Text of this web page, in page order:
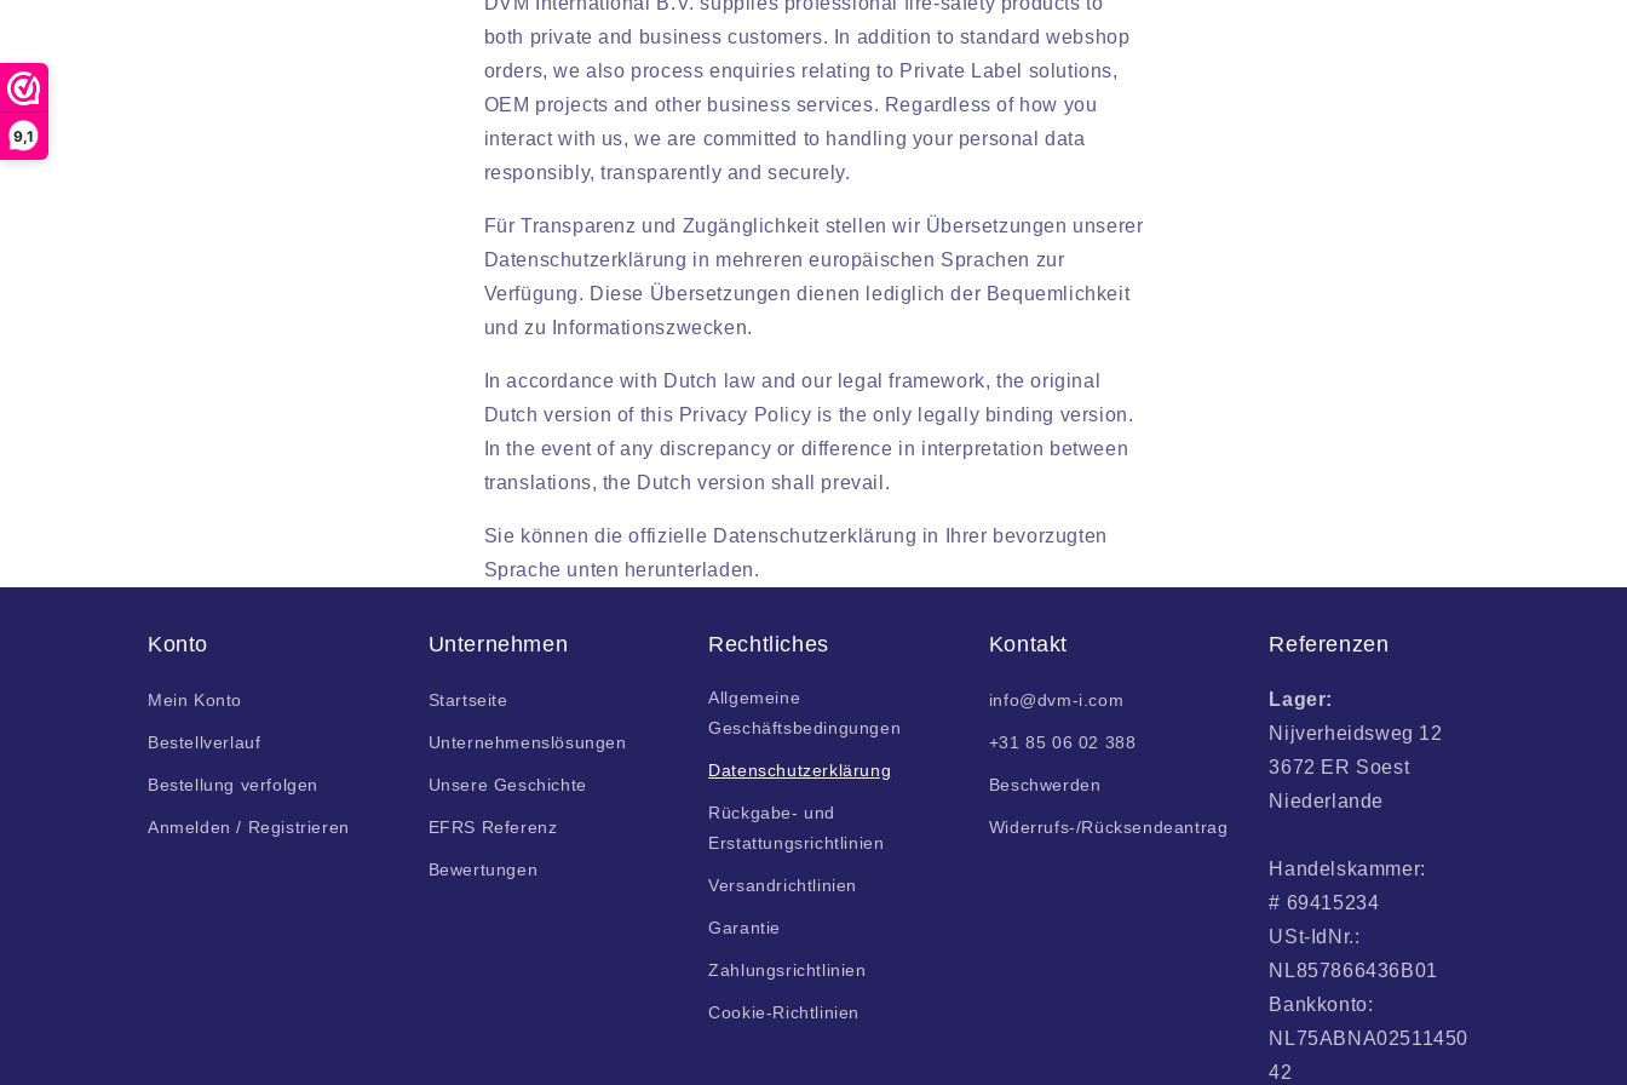
9,1
both private and business customers. In addition to standard webshop
orders, we also process enquiries relating to Private Label solutions,
OEM projects and other business services. Regardless of how you
interact with us, we are committed to handling your personal data
responsibly, transparently and securely.
Für Transparenz und Zugänglichkeit stellen wir Übersetzungen unserer
Datenschutzerklärung in mehreren europäischen Sprachen zur
Verfügung. Diese Übersetzungen dienen lediglich der Bequemlichkeit
und zu Informationszwecken.
In accordance with Dutch law and our legal framework, the original
Dutch version of this Privacy Policy is the only legally binding version.
In the event of any discrepancy or difference in interpretation between
translations, the Dutch version shall prevail.
Sie können die offizielle Datenschutzerklärung in Ihrer bevorzugten
Sprache unten herunterladen.
Konto
Mein Konto
Bestellverlauf
Bestellung verfolgen
Anmelden / Registrieren
Unternehmen
Startseite
Unternehmenslösungen
Unsere Geschichte
EFRS Referenz
Bewertungen
Rechtliches
Allgemeine
Geschäftsbedingungen
Datenschutzerklärung
Rückgabe- und
Erstattungsrichtlinien
Versandrichtlinien
Garantie
Zahlungsrichtlinien
Cookie-Richtlinien
Kontakt
info@dvm-i.com
+31 85 06 02 388
Beschwerden
Widerrufs-/Rücksendeantrag
Referenzen
Lager:
Nijverheidsweg 12
3672 ER Soest
Niederlande
Handelskammer:
# 69415234
USt-IdNr.:
NL857866436B01
Bankkonto:
NL75ABNA02511450
42